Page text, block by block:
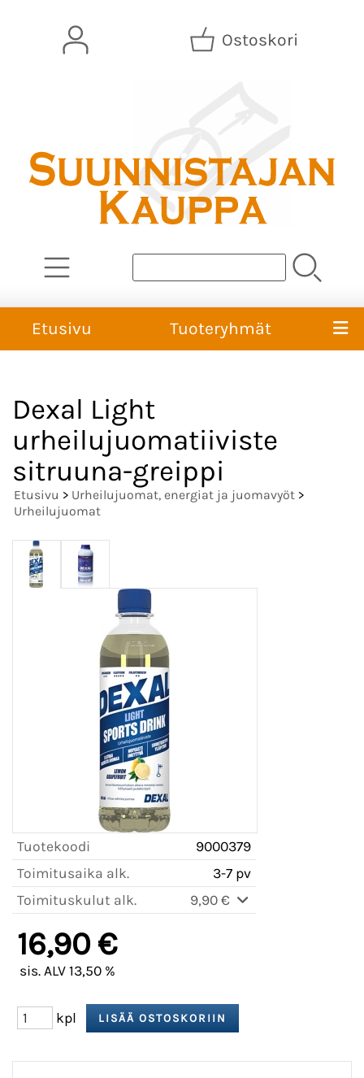
Ostoskori
Etusivu Tuoteryhmät
Dexal Light
urheilujuomatiiviste
sitruuna-greippi
Etusivu > Urheilujuomat, energiat ja juomavyöt >
Urheilujuomat
Tuotekoodi
9000379
Toimitusaika alk.
3-7 pv
Toimituskulut alk.
9,90 €
16,90 €
sis. ALV 13,50 %
kpl